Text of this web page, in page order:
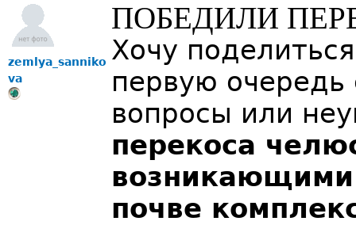
zemlya_sanniko
va
ПОБЕДИЛИ
Хочу
первую очередь
вопросы или
перекоса
возникающими
почве